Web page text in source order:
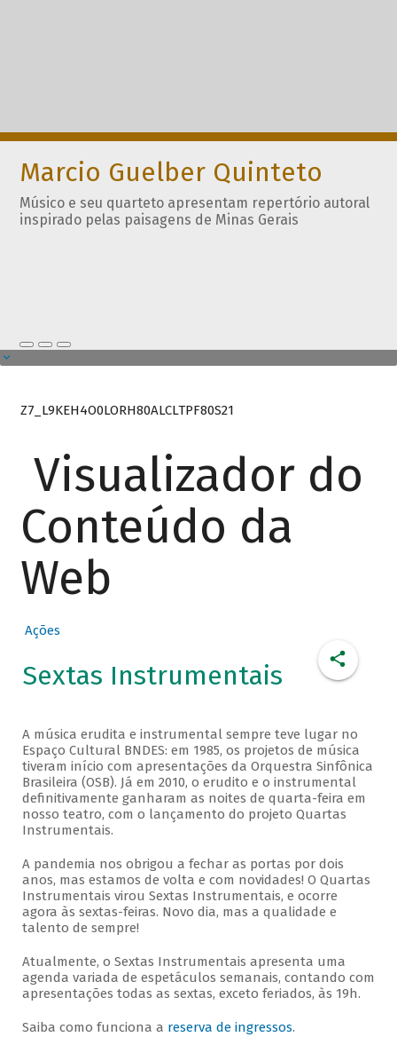
Marcio Guelber Quinteto
Músico e seu quarteto apresentam repertório autoral
inspirado pelas paisagens de Minas Gerais
Z7_L9KEH4O0LORH80ALCLTPF80S21
Visualizador do
Conteúdo da
Web
Ações
Sextas Instrumentais
A música erudita e instrumental sempre teve lugar no
Espaço Cultural BNDES: em 1985, os projetos de música
tiveram início com apresentações da Orquestra Sinfônica
Brasileira (OSB). Já em 2010, o erudito e o instrumental
definitivamente ganharam as noites de quarta-feira em
nosso teatro, com o lançamento do projeto Quartas
Instrumentais.
A pandemia nos obrigou a fechar as portas por dois
anos, mas estamos de volta e com novidades! O Quartas
Instrumentais virou Sextas Instrumentais, e ocorre
agora às sextas-feiras. Novo dia, mas a qualidade e
talento de sempre!
Atualmente, o Sextas Instrumentais apresenta uma
agenda variada de espetáculos semanais, contando com
apresentações todas as sextas, exceto feriados, às 19h.
Saiba como funciona a reserva de ingressos.